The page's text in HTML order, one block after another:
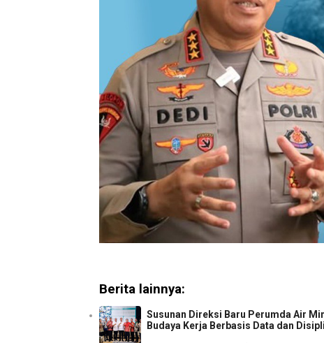
Berita lainnya:
Susunan Direksi Baru Perumda Air
Budaya Kerja Berbasis Data dan